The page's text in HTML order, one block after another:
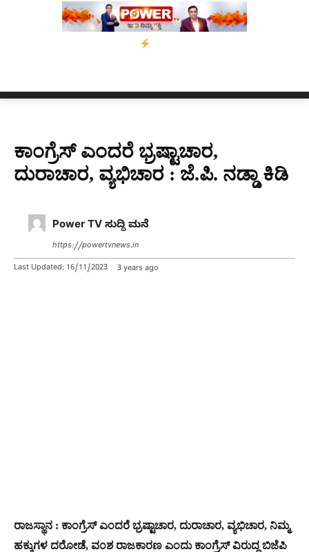
ನ್ಯೂಸ್ ಕಾರ್ಪ್‌ಗೆ ಎಐಯಿಂದ ಸಂಕಷ್ಟ: ಆಸ್ಟ್ರೇಲಿಯಾದಲ್ಲಿ
ಕಾಂಗ್ರೆಸ್ ಎಂದರೆ ಭ್ರಷ್ಟಾಚಾರ,
ದುರಾಚಾರ, ವ್ಯಭಿಚಾರ : ಜೆ.ಪಿ. ನಡ್ಡಾ ಕಿಡಿ
Power TV ಸುದ್ದಿ ಮನೆ
https://powertvnews.in
Last Updated: 16/11/2023 3 years ago
ರಾಜಸ್ಥಾನ : ಕಾಂಗ್ರೆಸ್ ಎಂದರೆ ಭ್ರಷ್ಟಾಚಾರ, ದುರಾಚಾರ, ವ್ಯಭಿಚಾರ, ನಿಮ್ಮ
ಹಕ್ಕುಗಳ ದರೋಡೆ, ವಂಶ ರಾಜಕಾರಣ ಎಂದು ಕಾಂಗ್ರೆಸ್​ ವಿರುದ್ಧ ಬಿಜೆಪಿ